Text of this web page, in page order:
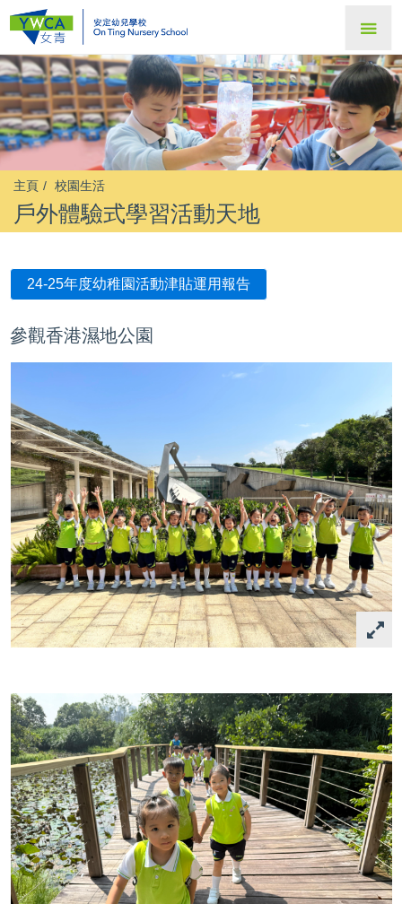
主頁 校園生活
戶外體驗式學習活動天地
24-25年度幼稚園活動津貼運用報告
參觀香港濕地公園